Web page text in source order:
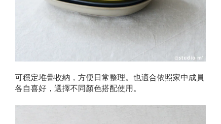
可穩定堆疊收納，方便日常整理。也適合依照家中成員
各自喜好，選擇不同顏色搭配使用。